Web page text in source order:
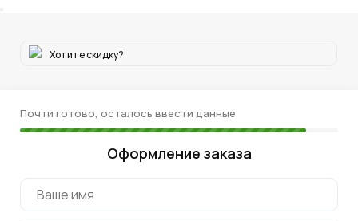
Хотите скидку?
Почти готово, осталось ввести данные
Оформление заказа